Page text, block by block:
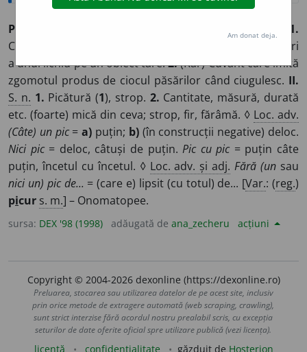
PIC
1.
Cuvânt care imită sunetul produs de căderea în picături
a unui lichid pe un obiect tare.2.(Rar) Cuvânt care imită
zgomotul produs de ciocul păsărilor când ciugulesc. II.
S. n. 1. Picătură (1), strop. 2. Cantitate, măsură, durată
etc. (foarte) mică din ceva; strop, fir, fărâmă. ◊ Loc. adv.
(Câte) un pic=a) puțin; b)(în construcții negative) deloc.
Nici pic= deloc, câtuși de puțin.Pic cu pic= puțin câte
puțin, încetul cu încetul. ◊ Loc. adv. și adj. Fără (un sau
nici un) pic de... = (care e) lipsit (cu totul) de... [Var.: (reg.)
picur s. m.] – Onomatopee.
sursa: DEX '98 (1998) adăugată de ana_zecheru acțiuni
Copyright © 2004-2026 dexonline (https://dexonline.ro)
Preluarea, stocarea sau utilizarea datelor de pe acest site, inclusiv
prin orice metode de extragere automată (web scraping, crawling),
sunt strict interzise fără acordul nostru prealabil scris, cu excepția
seturilor de date oferite oficial spre utilizare publică (vezi licența).
licență confidențialitate găzduit de Hosterion
Am donat deja.